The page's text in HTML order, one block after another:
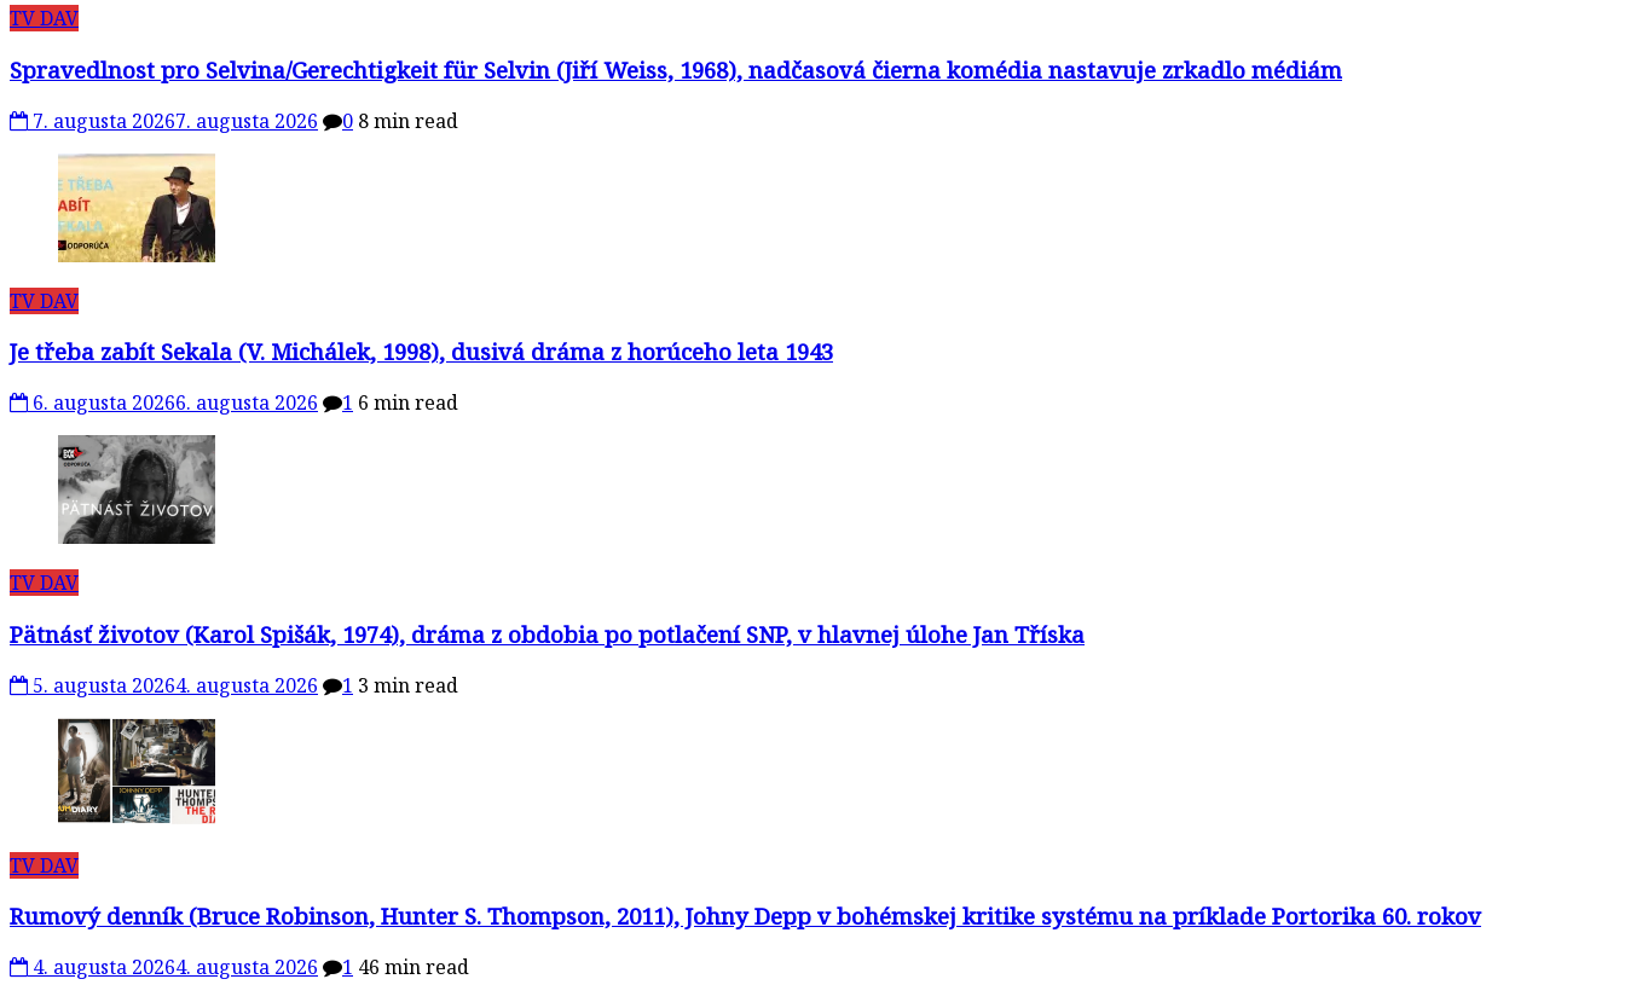
TV DAV
Spravedlnost pro Selvina/Gerechtigkeit für Selvin (Jiří Weiss, 1968), nadčasová čierna komédia nastavuje zrkadlo médiám
7. augusta 20267. augusta 2026 0 8 min read
TV DAV
Je třeba zabít Sekala (V. Michálek, 1998), dusivá dráma z horúceho leta 1943
6. augusta 20266. augusta 2026 1 6 min read
TV DAV
Pätnásť životov (Karol Spišák, 1974), dráma z obdobia po potlačení SNP, v hlavnej úlohe Jan Tříska
5. augusta 20264. augusta 2026 1 3 min read
TV DAV
Rumový denník (Bruce Robinson, Hunter S. Thompson, 2011), Johny Depp v bohémskej kritike systému na príklade Portorika 60. rokov
4. augusta 20264. augusta 2026 1 46 min read